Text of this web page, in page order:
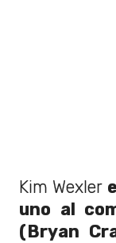
Kim Wexler
uno al
(Bryan